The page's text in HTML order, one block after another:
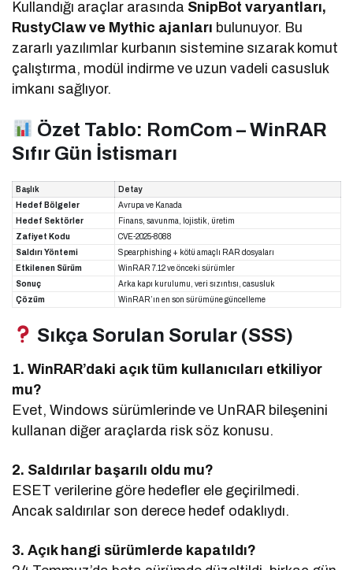
Kullandığı araçlar arasında SnipBot varyantları,
RustyClaw ve Mythic ajanları bulunuyor. Bu
zararlı yazılımlar kurbanın sistemine sızarak komut
çalıştırma, modül indirme ve uzun vadeli casusluk
imkanı sağlıyor.
Özet Tablo: RomCom – WinRAR
Sıfır Gün İstismarı
Başlık
Detay
Hedef Bölgeler
Avrupa ve Kanada
Hedef Sektörler
Finans, savunma, lojistik, üretim
Zafiyet Kodu
CVE-2025-8088
Saldırı Yöntemi
Spearphishing + kötü amaçlı RAR dosyaları
Etkilenen Sürüm
WinRAR 7.12 ve önceki sürümler
Sonuç
Arka kapı kurulumu, veri sızıntısı, casusluk
Çözüm
WinRAR’ın en son sürümüne güncelleme
Sıkça Sorulan Sorular (SSS)
1. WinRAR’daki açık tüm kullanıcıları etkiliyor
mu?
Evet, Windows sürümlerinde ve UnRAR bileşenini
kullanan diğer araçlarda risk söz konusu.
2. Saldırılar başarılı oldu mu?
ESET verilerine göre hedefler ele geçirilmedi.
Ancak saldırılar son derece hedef odaklıydı.
3. Açık hangi sürümlerde kapatıldı?